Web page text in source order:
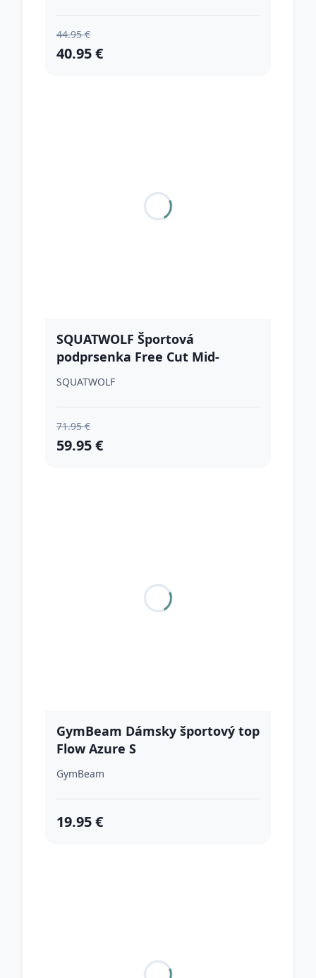
44.95 €
40.95 €
SQUATWOLF Športová
podprsenka Free Cut Mid-
Support Black L
SQUATWOLF
71.95 €
59.95 €
GymBeam Dámsky športový top
Flow Azure S
GymBeam
19.95 €